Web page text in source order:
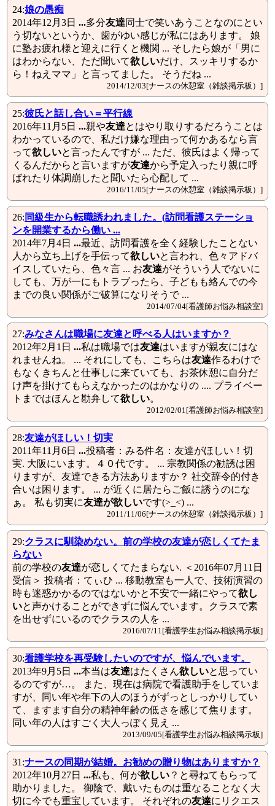
24:娘の愚痴
2014年12月3日 ...多分友達同士で笑いあうことなのにとい
う切ないというか、歯がゆい感じが私にはあります。 娘
に塾お疲れ様と迎えに行くと機関 ... そしたら娘が「男に
はわからない、ただ聞いて欲しいだけ、スッキリするか
ら！ねえママ」と言ってました。 そうだね ...
2014/12/03[ナースの休憩室（雑談掲示板）]
25:彼氏と話し合い＝平行線
2016年11月5日 ...親や友達とはやり取りするだろうことは
わかっているので、私だけ嫌な理由って何かあるなら言
って欲しいと言ったんですが ... ただ、彼氏はよく帰って
くるんだからと言いますが友達から予定入ったり親に呼
ばれたり体調崩したと聞いたら心配して ...
2016/11/05[ナースの休憩室（雑談掲示板）]
26: 同級生から転職誘われました。(訪問看護ステーショ
ンを開業するから働い ...
2014年7月4日 ...最近、訪問看護を全く経験したことない
人から立ち上げを手伝って欲しいと言われ、色々アドバ
イスしていたら、色々言 ... お友達がそういう人でないに
しても、万が一にもトラブったら、子どもも絡んでの今
までの良い関係がご破算になりそうで ...
2014/07/04[看護師お悩み相談室]
27:みなさんは職場に友達と呼べる人はいますか？
2012年2月1日 ...私は職場では友達はいますが親友にはな
れませんね。 ... それにしても、こちらは友達作るわけで
もなくきちんと仕事しに来ていても、お茶休憩に自分だ
け声を掛けてもらえなかったのはかなりの .... プライベー
トまではほんと勘弁して欲しい。
2012/02/01[看護師お悩み相談室]
28:友達がほしい！切実
2011年11月6日 ...投稿者：みる件名：友達がほしい！切
実. 大阪にいます。４０代です。 ... 宗教関係の勧誘は困
りますが、友達できる方法ありますか？ 社交辞令的付き
合いは困ります。 ... が近くに居たらご飯に誘うのにな
ぁ。 私も切実に友達が欲しいです(>_<) ...
2011/11/06[ナースの休憩室（雑談掲示板）]
29:クラスに馴染めない。前の学校の友達が恋しくてたま
らない
前の学校の友達が恋しくてたまらない. ＜2016年07月11日
受信＞ 投稿者：てぃひ ... 移動教室も一人で、技術演習の
時も迷惑かかるのではないかと不安で一緒にやって欲し
いと声かけることができずに悩んでいます。クラスで素
を出せずにいるのでクラスの人を ...
2016/07/11[看護学生お悩み相談掲示板]
30:看護学校を再受験したいのですが、悩んでいます。
2013年9月5日 ...本当は友達はたくさん欲しいと思ってい
るのですが…。 また、現在は病院で看護助手をしていま
すが、同い年や年下の人のほうがずっとしっかりしてい
て、ますます自分の精神年齢の低さを感じて焦ります。
同い年の人はすごく大人っぽく見え ...
2013/09/05[看護学生お悩み相談掲示板]
31:ナースの同期が結婚。お勧めの贈り物はありますか？
2012年10月27日 ...私も、何が欲しい ？と尋ねてもらって
助かりました。 御陰で、戴いたものは重なることなく大
切に今でも重宝しています。 それぞれの友達にリクエス